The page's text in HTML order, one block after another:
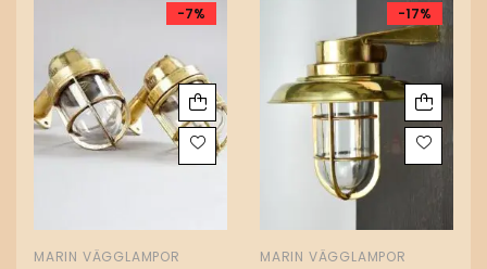
-7%
MARIN VÄGGLAMPOR
-17%
MARIN VÄGGLAMPOR